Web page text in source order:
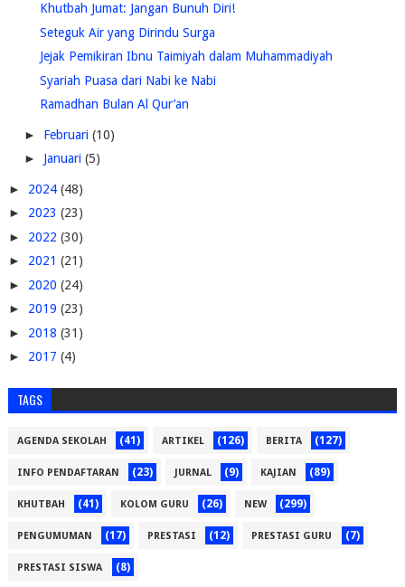
Khutbah Jumat: Jangan Bunuh Diri!
Seteguk Air yang Dirindu Surga
Jejak Pemikiran Ibnu Taimiyah dalam Muhammadiyah
Syariah Puasa dari Nabi ke Nabi
Ramadhan Bulan Al Qur’an
► Februari (10)
► Januari (5)
► 2024 (48)
► 2023 (23)
► 2022 (30)
► 2021 (21)
► 2020 (24)
► 2019 (23)
► 2018 (31)
► 2017 (4)
TAGS
AGENDA SEKOLAH (41) ARTIKEL (126) BERITA (127)
INFO PENDAFTARAN (23) JURNAL (9) KAJIAN (89)
KHUTBAH (41) KOLOM GURU (26) NEW (299)
PENGUMUMAN (17) PRESTASI (12) PRESTASI GURU (7)
PRESTASI SISWA (8)